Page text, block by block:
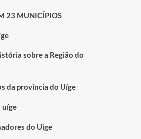
23 MUNICÍPIOS
sobre a Região do
da província do Uíge
uíge
do Uige